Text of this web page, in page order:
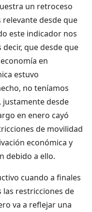
un retroceso
relevante desde que
este indicador nos
que desde que
en
estuvo
no teníamos
justamente desde
en enero cayó
de movilidad
económica y
debido a ello.
cuando a finales
restricciones de
va a reflejar una